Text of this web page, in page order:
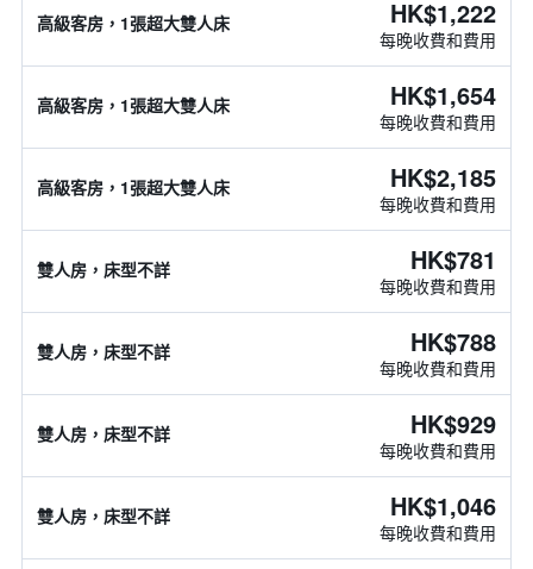
高級客房，1張超大雙人床 HK$1,222
每晚收費和費用
高級客房，1張超大雙人床 HK$1,654
每晚收費和費用
高級客房，1張超大雙人床 HK$2,185
每晚收費和費用
雙人房，床型不詳 HK$781
每晚收費和費用
雙人房，床型不詳 HK$788
每晚收費和費用
雙人房，床型不詳 HK$929
每晚收費和費用
雙人房，床型不詳 HK$1,046
每晚收費和費用